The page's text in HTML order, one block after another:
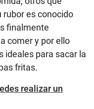
rubor es conocido
finalmente
comer y por ello
ideales para sacar la
fritas.
realizar un